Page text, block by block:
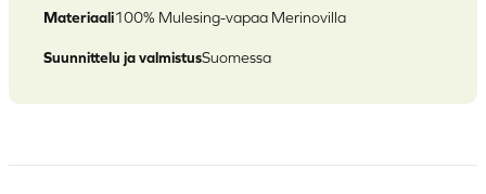
Materiaali100% Mulesing-vapaa Merinovilla
Suunnittelu ja valmistusSuomessa